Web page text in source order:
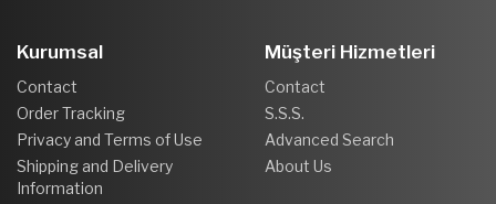
Kurumsal
Contact
Order Tracking
Privacy and Terms of Use
Shipping and Delivery
Information
Müşteri Hizmetleri
Contact
S.S.S.
Advanced Search
About Us